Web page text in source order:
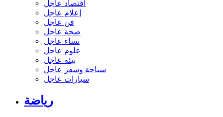
اقتصاد عاجل
إعلام عاجل
فن عاجل
صحة عاجل
نساء عاجل
علوم عاجل
بيئة عاجل
سياحة وسفر عاجل
سيارات عاجل
رياضة